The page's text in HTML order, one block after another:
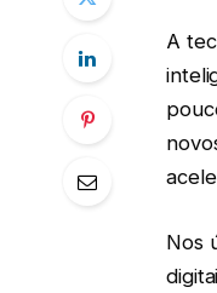
A
Nos